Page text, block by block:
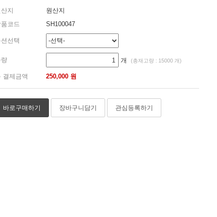
지
원산지
코드
SH100047
선택
개 (총재고량 : 15000 개)
결제금액 250,000 원
바로구매하기 장바구니담기 관심등록하기